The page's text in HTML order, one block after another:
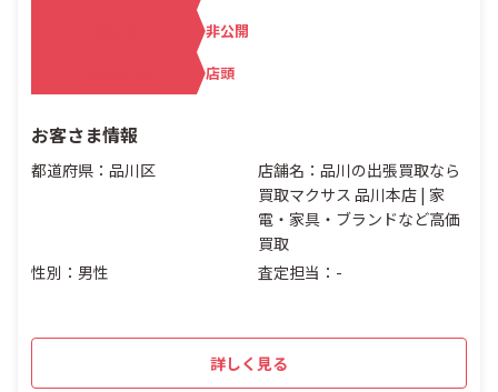
非公開
店頭
お客さま情報
都道府県：品川区
店舗名：品川の出張買取なら
買取マクサス 品川本店 | 家
電・家具・ブランドなど高価
買取
性別：男性
査定担当：-
詳しく見る